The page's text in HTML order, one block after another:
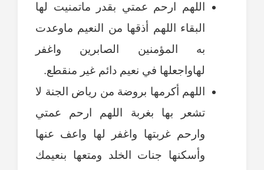
اللهم ارحم عمتي بقدر ماتمنيت لها
البقاء اللهم أذقها من النعيم ماوعدت
به المؤمنين الصابرين واغفر
لهاواجعلها في نعيم دائم غير منقطع.
اللهم أكرمها بروضة من رياض الجنة لا
تشعر بها بغربة اللهم ارحم عمتي
وارحم غربتها واغفر لها واعف عنها
وأسكنها جنات الخلد ومتعها بنعيمك